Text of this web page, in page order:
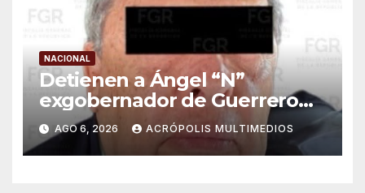
NACIONAL
Detienen a Ángel “N”
exgobernador de Guerrero
por caso Ayotzinapa
AGO 6, 2026 ACRÓPOLIS MULTIMEDIOS